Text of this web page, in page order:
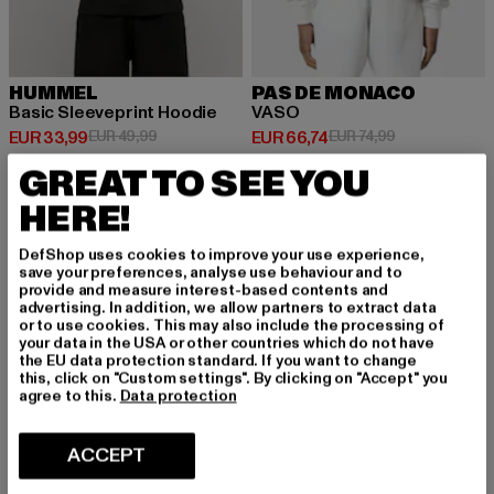
HUMMEL
Basic Sleeveprint Hoodie
EUR 33,99
Huidige prijs: EUR 33,99
EUR 49,99Actieprijs: EUR 49,99
PAS DE MONACO
VASO
EUR 66,74
Huidige prijs: EUR 66,74
EUR 74,99Actieprijs:
-11%
GREAT TO SEE YOU
HERE!
DefShop uses cookies to improve your use experience,
save your preferences, analyse use behaviour and to
provide and measure interest-based contents and
advertising. In addition, we allow partners to extract data
or to use cookies. This may also include the processing of
your data in the USA or other countries which do not have
the EU data protection standard. If you want to change
this, click on "Custom settings". By clicking on "Accept" you
agree to this. Data protection
ACCEPT